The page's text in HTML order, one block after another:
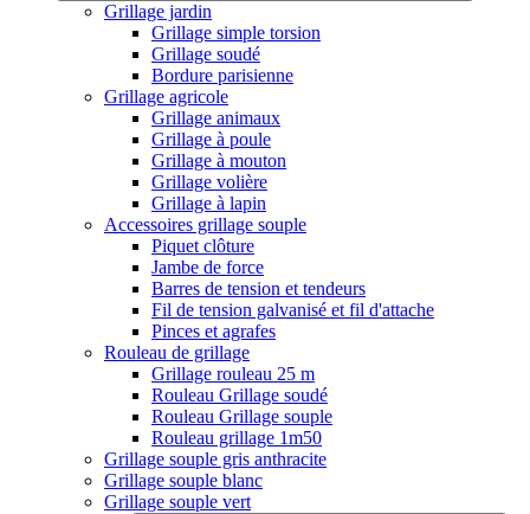
Grillage jardin
Grillage simple torsion
Grillage soudé
Bordure parisienne
Grillage agricole
Grillage animaux
Grillage à poule
Grillage à mouton
Grillage volière
Grillage à lapin
Accessoires grillage souple
Piquet clôture
Jambe de force
Barres de tension et tendeurs
Fil de tension galvanisé et fil d'attache
Pinces et agrafes
Rouleau de grillage
Grillage rouleau 25 m
Rouleau Grillage soudé
Rouleau Grillage souple
Rouleau grillage 1m50
Grillage souple gris anthracite
Grillage souple blanc
Grillage souple vert